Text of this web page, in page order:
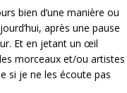
bien d’une manière ou
après une pause
Et en jetant un œil
morceaux et/ou artistes
si je ne les écoute pas